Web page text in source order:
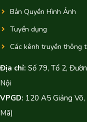
Bản Quyền Hình Ảnh
Tuyển dụng
Các kênh truyền thông
Địa chỉ: Số 79, Tổ 2,
Nội
VPGD: 120 A5 Giảng
Mã)